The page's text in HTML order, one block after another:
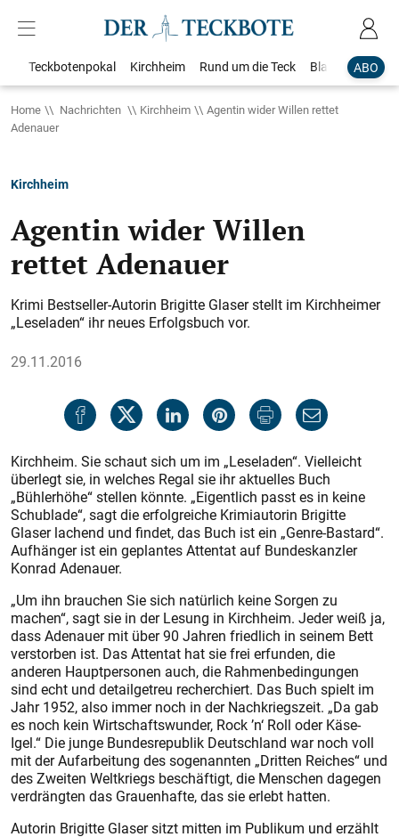
ABO
Teckbotenpokal Kirchheim Rund um die Teck Blaulicht
Home Nachrichten Kirchheim
Agentin wider Willen rettet
Adenauer
Kirchheim
Agentin wider Willen
rettet Adenauer
Krimi Bestseller-Autorin Brigitte Glaser stellt im Kirchheimer
„Leseladen“ ihr neues Erfolgsbuch vor.
29.11.2016
Kirchheim. Sie schaut sich um im „Leseladen“. Vielleicht
überlegt sie, in welches Regal sie ihr aktuelles Buch
„Bühlerhöhe“ stellen könnte. „Eigentlich passt es in keine
Schublade“, sagt die erfolgreiche Krimiautorin Brigitte
Glaser lachend und findet, das Buch ist ein „Genre-Bastard“.
Aufhänger ist ein geplantes Attentat auf Bundeskanzler
Konrad Adenauer.
„Um ihn brauchen Sie sich natürlich keine Sorgen zu
machen“, sagt sie in der Lesung in Kirchheim. Jeder weiß ja,
dass Adenauer mit über 90 Jahren friedlich in seinem Bett
verstorben ist. Das Attentat hat sie frei erfunden, die
anderen Hauptpersonen auch, die Rahmenbedingungen
sind echt und detailgetreu recherchiert. Das Buch spielt im
Jahr 1952, also immer noch in der Nachkriegszeit. „Da gab
es noch kein Wirtschaftswunder, Rock ’n‘ Roll oder Käse-
Igel.“ Die junge Bundesrepublik Deutschland war noch voll
mit der Aufarbeitung des sogenannten „Dritten Reiches“ und
des Zweiten Weltkriegs beschäftigt, die Menschen dagegen
verdrängten das Grauenhafte, das sie erlebt hatten.
Autorin Brigitte Glaser sitzt mitten im Publikum und erzählt